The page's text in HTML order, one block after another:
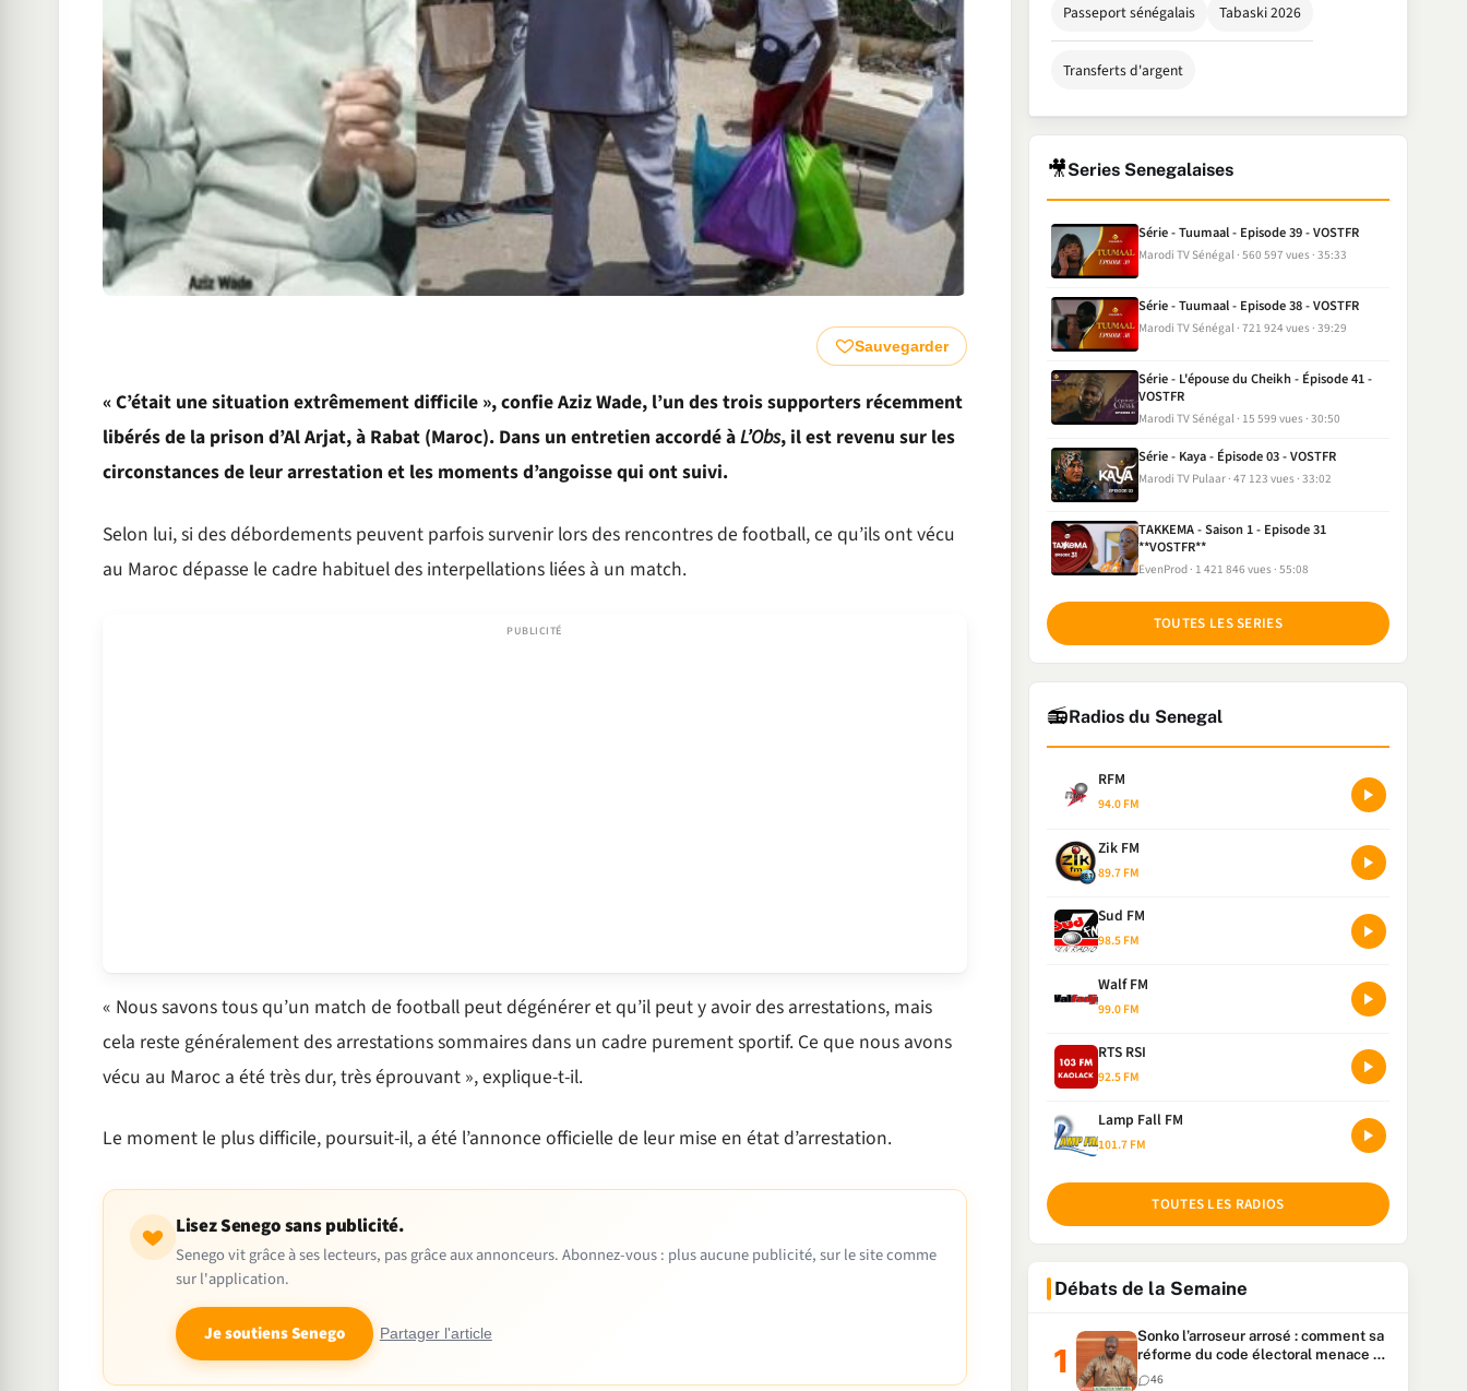
Sauvegarder
« C’était une situation extrêmement difficile », confie Aziz Wade, l’un des trois supporters récemment
libérés de la prison d’Al Arjat, à Rabat (Maroc). Dans un entretien accordé àL’Obs, il est revenu sur les
circonstances de leur arrestation et les moments d’angoisse qui ont suivi.
Selon lui, si des débordements peuvent parfois survenir lors des rencontres de football, ce qu’ils ont vécu
au Maroc dépasse le cadre habituel des interpellations liées à un match.
« Nous savons tous qu’un match de football peut dégénérer et qu’il peut y avoir des arrestations, mais
cela reste généralement des arrestations sommaires dans un cadre purement sportif. Ce que nous avons
vécu au Maroc a été très dur, très éprouvant », explique-t-il.
Le moment le plus difficile, poursuit-il, a été l’annonce officielle de leur mise en état d’arrestation.
Lisez Senego sans publicité.
Senego vit grâce à ses lecteurs, pas grâce aux annonceurs. Abonnez-vous : plus aucune publicité, sur le site comme
sur l'application.
Je soutiens Senego Partager l'article
Passeport sénégalais Tabaski 2026
Transferts d'argent
🎥Series Senegalaises
Série - Tuumaal - Episode 39 - VOSTFR
Marodi TV Sénégal 560 597 vues 35:33
Série - Tuumaal - Episode 38 - VOSTFR
Marodi TV Sénégal 721 924 vues 39:29
Série - L'épouse du Cheikh - Épisode 41 -
VOSTFR
Marodi TV Sénégal 15 599 vues 30:50
Série - Kaya - Épisode 03 - VOSTFR
Marodi TV Pulaar 47 123 vues 33:02
TAKKEMA - Saison 1 - Episode 31
**VOSTFR**
EvenProd 1 421 846 vues 55:08
TOUTES LES SERIES
📻Radios du Senegal
RFM
94.0 FM
Zik FM
89.7 FM
Sud FM
98.5 FM
Walf FM
99.0 FM
RTS RSI
92.5 FM
Lamp Fall FM
101.7 FM
TOUTES LES RADIOS
Débats de la Semaine
Sonko l’arroseur arrosé : comment sa
réforme du code électoral menace sa
candidature
46